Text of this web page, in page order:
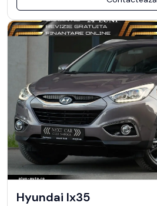
Hyundai Ix35